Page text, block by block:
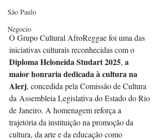
São Paulo
Negocio
O Grupo Cultural AfroReggae foi uma das
iniciativas culturais reconhecidas com o
Diploma Heloneida Studart 2025, a
maior honraria dedicada à cultura na
Alerj, concedida pela Comissão de Cultura
da Assembleia Legislativa do Estado do Rio
de Janeiro. A homenagem reforça a
trajetória da instituição na promoção da
cultura, da arte e da educação como